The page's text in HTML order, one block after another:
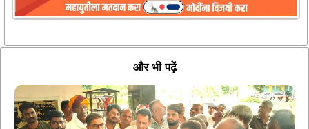
और भी पढ़ें